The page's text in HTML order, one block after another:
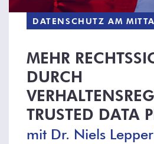
MEHR
DURCH
TRUSTED DATA
mit Dr. Niels
DATENSCHUTZ AM